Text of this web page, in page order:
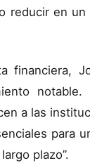
reducir en
financiera,
a las
para
plazo”.